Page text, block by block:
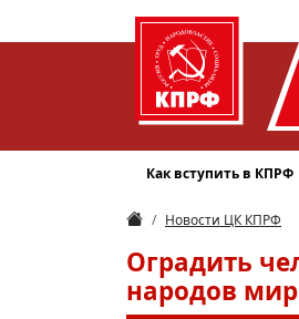
Как вступить в КПРФ
Новости ЦК КПРФ
Оградить
народов